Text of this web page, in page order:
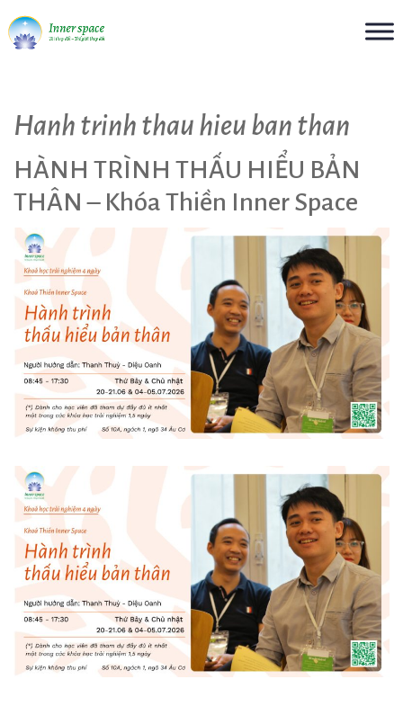
content
Hanh trinh thau hieu ban than
HÀNH TRÌNH THẤU HIỂU BẢN
THÂN – Khóa Thiền Inner Space